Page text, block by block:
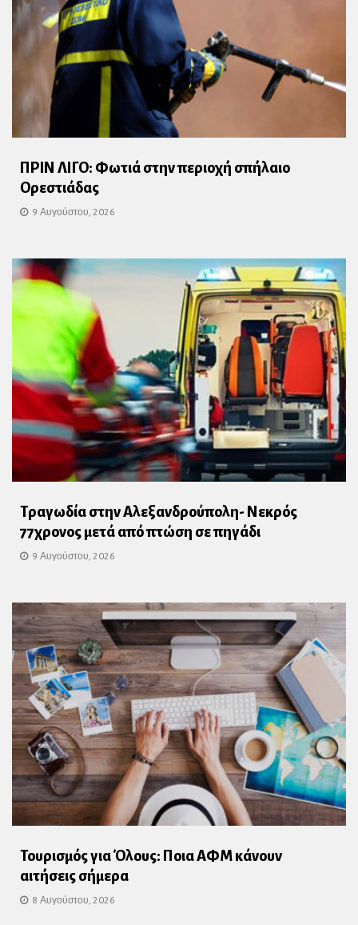
ΠΡΙΝ ΛΙΓΟ: Φωτιά στην περιοχή σπήλαιο
Ορεστιάδας
9 Αυγούστου, 2026
Τραγωδία στην Αλεξανδρούπολη- Νεκρός
77χρονος μετά από πτώση σε πηγάδι
9 Αυγούστου, 2026
Τουρισμός για Όλους: Ποια ΑΦΜ κάνουν
αιτήσεις σήμερα
8 Αυγούστου, 2026